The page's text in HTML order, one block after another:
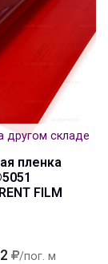
другом складе
пленка
FILM
/пог. м